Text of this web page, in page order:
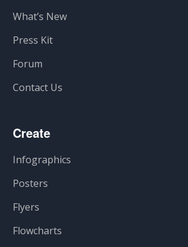
What’s New
Press Kit
Forum
Contact Us
Create
Infographics
Posters
Flyers
Flowcharts